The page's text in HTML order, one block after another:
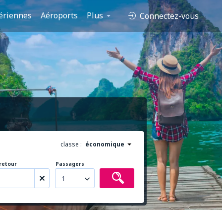
Aéroports Plus Connectez-vous
classe : économique
Passagers
1